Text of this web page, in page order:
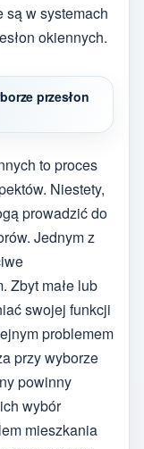
są w systemach
okiennych.
przesłon
to proces
Niestety,
prowadzić do
Jednym z
Zbyt małe lub
swojej funkcji
problemem
przy wyborze
powinny
wybór
mieszkania